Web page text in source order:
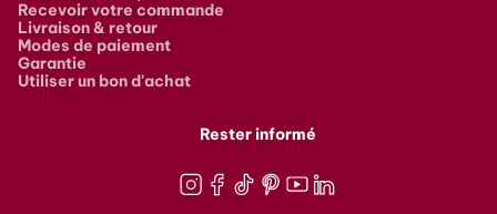
Recevoir votre commande
Livraison & retour
Modes de paiement
Garantie
Utiliser un bon d'achat
Rester informé